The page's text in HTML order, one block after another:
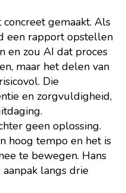
gemaakt. Als
een rapport opstellen
en zou AI dat proces
maar het delen van
Die
en zorgvuldigheid,
geen oplossing.
hoog tempo en het is
te bewegen. Hans
langs drie